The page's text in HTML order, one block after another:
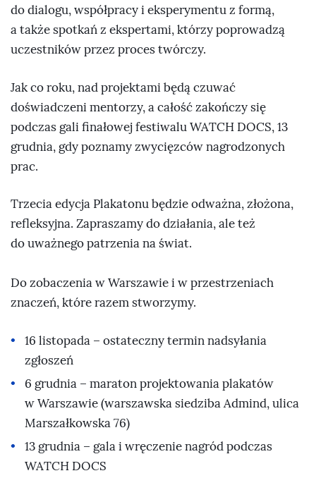
do dialogu, współpracy i eksperymentu z formą,
a także spotkań z ekspertami, którzy poprowadzą
uczestników przez proces twórczy.
Jak co roku, nad projektami będą czuwać
doświadczeni mentorzy, a całość zakończy się
podczas gali finałowej festiwalu WATCH DOCS, 13
grudnia, gdy poznamy zwycięzców nagrodzonych
prac.
Trzecia edycja Plakatonu będzie odważna, złożona,
refleksyjna. Zapraszamy do działania, ale też
do uważnego patrzenia na świat.
Do zobaczenia w Warszawie i w przestrzeniach
znaczeń, które razem stworzymy.
16 listopada – ostateczny termin nadsyłania
zgłoszeń
6 grudnia – maraton projektowania plakatów
w Warszawie (warszawska siedziba Admind, ulica
Marszałkowska 76)
13 grudnia – gala i wręczenie nagród podczas
WATCH DOCS